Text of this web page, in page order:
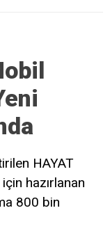
HAYAT
hazırlanan
800 bin